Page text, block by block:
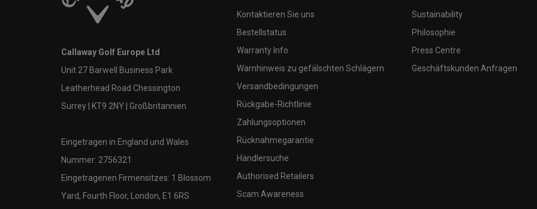
Callaway Golf Europe Ltd
Unit 27 Barwell Business Park
Leatherhead Road Chessington
Surrey | KT9 2NY | Großbritannien
Eingetragen in England und Wales
Nummer: 2756321
Eingetragenen Firmensitzes: 1 Blossom
Yard, Fourth Floor, London, E1 6RS
Kontaktieren Sie uns
Bestellstatus
Warranty Info
Warnhinweis zu gefälschten Schlägern
Versandbedingungen
Rückgabe-Richtlinie
Zahlungsoptionen
Rücknahmegarantie
Händlersuche
Authorised Retailers
Scam Awareness
Sustainability
Philosophie
Press Centre
Geschäftskunden Anfragen